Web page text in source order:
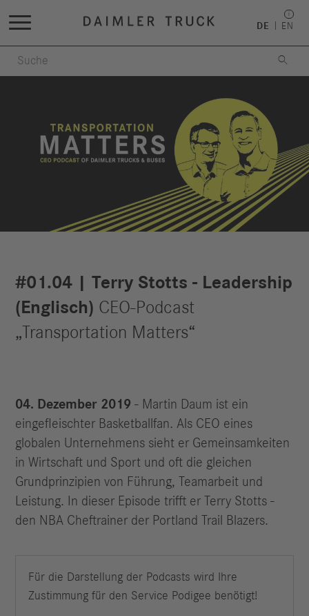
DE EN

#01.04 | Terry Stotts - Leadership
(Englisch) CEO-Podcast
„Transportation Matters“
04. Dezember 2019- Martin Daum ist ein
eingefleischter Basketballfan. Als CEO eines
globalen Unternehmens sieht er Gemeinsamkeiten
in Wirtschaft und Sport und oft die gleichen
Grundprinzipien von Führung, Teamarbeit und
Leistung. In dieser Episode trifft er Terry Stotts -
den NBA Cheftrainer der Portland Trail Blazers.
Für die Darstellung der Podcasts wird Ihre
Zustimmung für den Service Podigee benötigt!